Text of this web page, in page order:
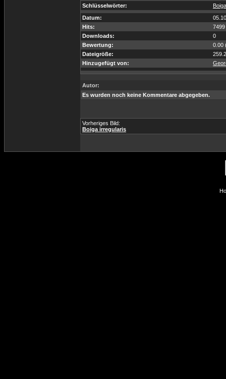
Schlüsselwörter:
Boiga
Datum:
Hits:
7499
Downloads:
0
Bewertung:
0.00
Dateigröße:
Hinzugefügt von:
Autor:
Es wurden noch keine Kommentare abgegeben.
Vorheriges Bild:
Boiga irregularis